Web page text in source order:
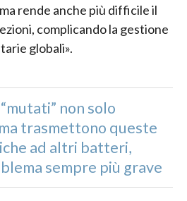
rende anche più difficile il
complicando la gestione
globali».
non solo
trasmettono queste
ad altri batteri,
sempre più grave